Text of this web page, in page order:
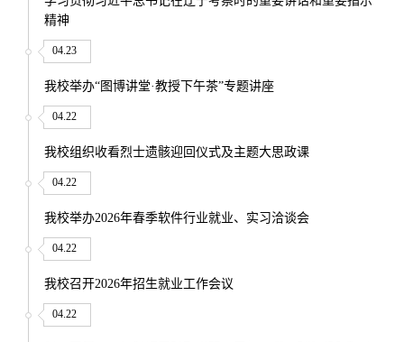
精神
04.23
我校举办“图博讲堂·教授下午茶”专题讲座
04.22
我校组织收看烈士遗骸迎回仪式及主题大思政课
04.22
我校举办2026年春季软件行业就业、实习洽谈会
04.22
我校召开2026年招生就业工作会议
04.22